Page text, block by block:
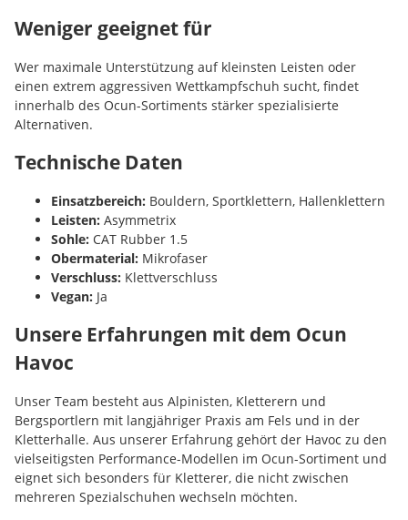
Weniger geeignet für
Wer maximale Unterstützung auf kleinsten Leisten oder
einen extrem aggressiven Wettkampfschuh sucht, findet
innerhalb des Ocun-Sortiments stärker spezialisierte
Alternativen.
Technische Daten
Einsatzbereich: Bouldern, Sportklettern, Hallenklettern
Leisten: Asymmetrix
Sohle: CAT Rubber 1.5
Obermaterial: Mikrofaser
Verschluss: Klettverschluss
Vegan: Ja
Unsere Erfahrungen mit dem Ocun
Havoc
Unser Team besteht aus Alpinisten, Kletterern und
Bergsportlern mit langjähriger Praxis am Fels und in der
Kletterhalle. Aus unserer Erfahrung gehört der Havoc zu den
vielseitigsten Performance-Modellen im Ocun-Sortiment und
eignet sich besonders für Kletterer, die nicht zwischen
mehreren Spezialschuhen wechseln möchten.